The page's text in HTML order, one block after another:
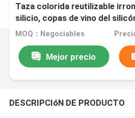
Taza colorida reutilizable
silicio, copas de vino del
MOQ：Negociables
Mejor precio
DESCRIPCIóN DE PRODUCTO